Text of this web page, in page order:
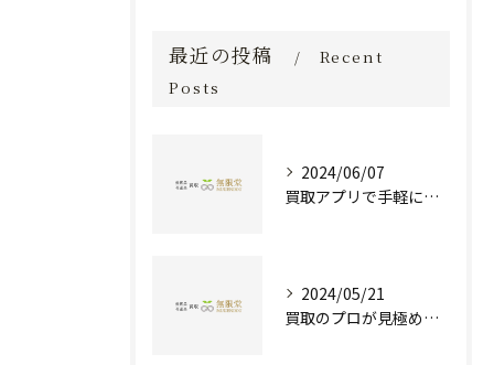
最近の投稿
Recent
Posts
2024/06/07
買取アプリで手軽に現金化！あなたの不要品が宝物に変わる方法とは？
2024/05/21
買取のプロが見極める！骨董品の価値と査定とは？